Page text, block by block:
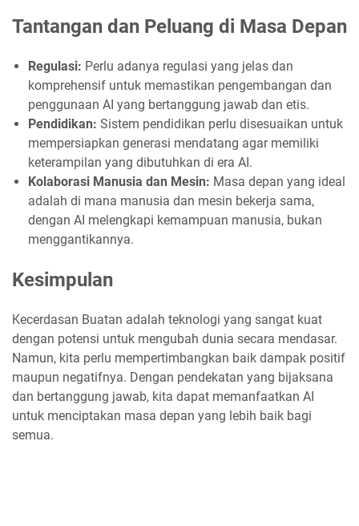
Tantangan dan Peluang di Masa Depan
Regulasi: Perlu adanya regulasi yang jelas dan
komprehensif untuk memastikan pengembangan dan
penggunaan AI yang bertanggung jawab dan etis.
Pendidikan: Sistem pendidikan perlu disesuaikan untuk
mempersiapkan generasi mendatang agar memiliki
keterampilan yang dibutuhkan di era AI.
Kolaborasi Manusia dan Mesin: Masa depan yang ideal
adalah di mana manusia dan mesin bekerja sama,
dengan AI melengkapi kemampuan manusia, bukan
menggantikannya.
Kesimpulan
Kecerdasan Buatan adalah teknologi yang sangat kuat
dengan potensi untuk mengubah dunia secara mendasar.
Namun, kita perlu mempertimbangkan baik dampak positif
maupun negatifnya. Dengan pendekatan yang bijaksana
dan bertanggung jawab, kita dapat memanfaatkan AI
untuk menciptakan masa depan yang lebih baik bagi
semua.